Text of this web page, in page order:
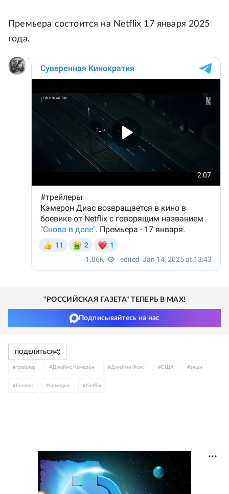
Премьера состоится на Netflix 17 января 2025
года.
"РОССИЙСКАЯ ГАЗЕТА" ТЕПЕРЬ В MAX!
Подписывайтесь на нас
ПОДЕЛИТЬСЯ
#трейлер #Джеймс Кэмерон #Джейми Фокс #США #экшн
#боевик #комедия # Netflix